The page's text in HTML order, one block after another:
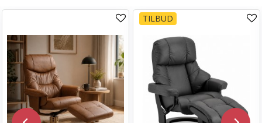
TILBUD